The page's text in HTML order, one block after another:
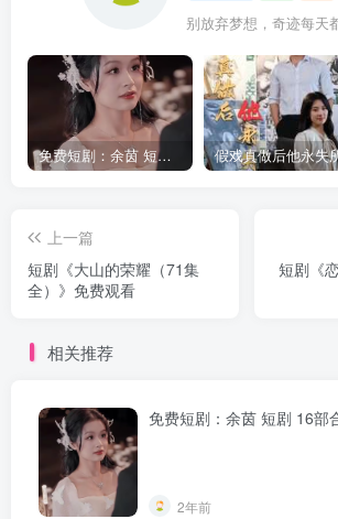
别放弃梦想，奇迹每天
免费短剧：余茵 短剧 16部合集
上一篇
短剧《大山的荣耀（71集
全）》免费观看
短剧《
相关推荐
免费短剧：余茵 短剧 16部
2年前